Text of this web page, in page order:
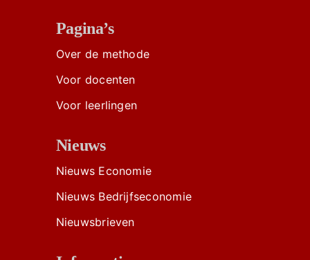
Pagina’s
Over de methode
Voor docenten
Voor leerlingen
Nieuws
Nieuws Economie
Nieuws Bedrijfseconomie
Nieuwsbrieven